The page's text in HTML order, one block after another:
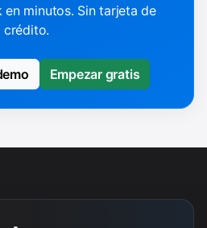
en minutos. Sin tarjeta de
crédito.
Empezar gratis